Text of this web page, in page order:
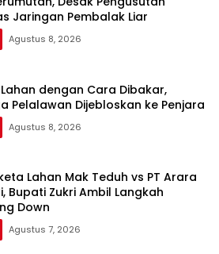
Jaringan Pembalak Liar
Agustus 8, 2026
dengan Cara Dibakar,
Pelalawan Dijebloskan ke Penjara
Agustus 8, 2026
Lahan Mak Teduh vs PT Arara
Bupati Zukri Ambil Langkah
Down
Agustus 7, 2026